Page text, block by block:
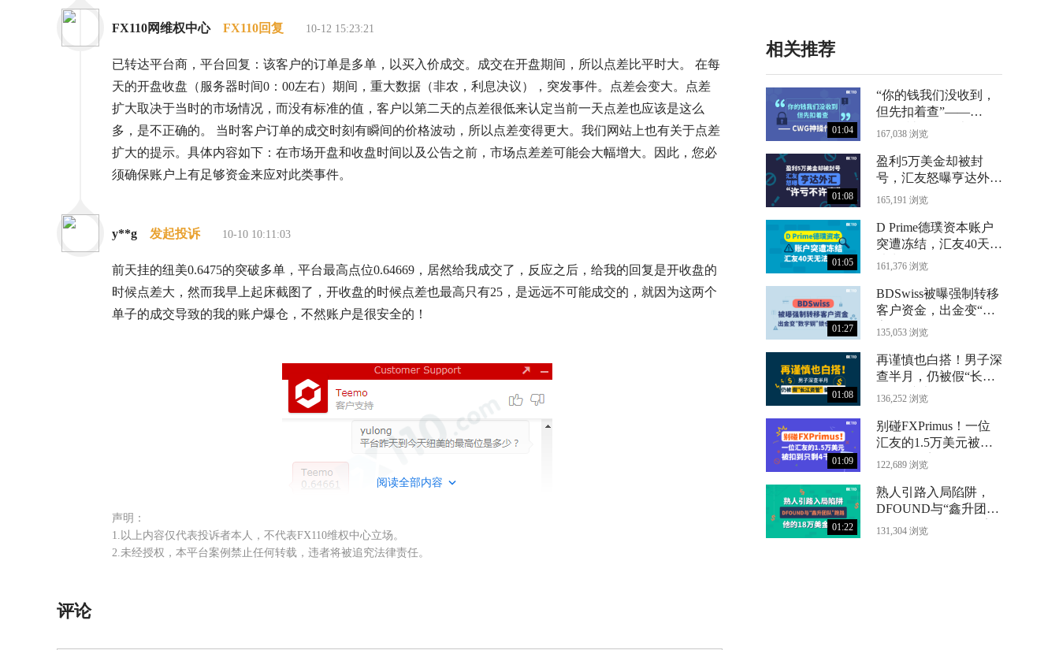
FX110网维权中心 FX110回复 10-12 15:23:21
已转达平台商，平台回复：该客户的订单是多单，以买入价成交。成交在开盘期间，所以点差比平时大。 在每
天的开盘收盘（服务器时间0：00左右）期间，重大数据（非农，利息决议），突发事件。点差会变大。点差
扩大取决于当时的市场情况，而没有标准的值，客户以第二天的点差很低来认定当前一天点差也应该是这么
多，是不正确的。 当时客户订单的成交时刻有瞬间的价格波动，所以点差变得更大。我们网站上也有关于点差
扩大的提示。具体内容如下：在市场开盘和收盘时间以及公告之前，市场点差差可能会大幅增大。因此，您必
须确保账户上有足够资金来应对此类事件。
y**g 发起投诉 10-10 10:11:03
前天挂的纽美0.6475的突破多单，平台最高点位0.64669，居然给我成交了，反应之后，给我的回复是开收盘的
时候点差大，然而我早上起床截图了，开收盘的时候点差也最高只有25，是远远不可能成交的，就因为这两个
单子的成交导致的我的账户爆仓，不然账户是很安全的！
阅读全部内容
声明：
1.以上内容仅代表投诉者本人，不代表FX110维权中心立场。
2.未经授权，本平台案例禁止任何转载，违者将被追究法律责任。
评论
相关推荐
01:04
“你的钱我们没收到，
但先扣着查”——
CWG神操作曝光
167,038 浏览
01:08
盈利5万美金却被封
号，汇友怒曝亨达外汇
“许亏不许赢”
165,191 浏览
01:05
D Prime德璞资本账户
突遭冻结，汇友40天无
法出金
161,376 浏览
01:27
BDSwiss被曝强制转移
客户资金，出金变“数
字铜”锁仓24个月
135,053 浏览
01:08
再谨慎也白搭！男子深
查半月，仍被假“长江
资管”骗光71万
136,252 浏览
01:09
别碰FXPrimus！一位
汇友的1.5万美元被扣
到只剩4千
122,689 浏览
01:22
熟人引路入局陷阱，
DFOUND与“鑫升团
队”跑路，他的18万美
131,304 浏览